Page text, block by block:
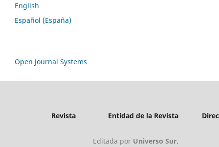
English
Español (España)
Open Journal Systems
Revista Entidad de la Revista
Editada por Universo Sur.